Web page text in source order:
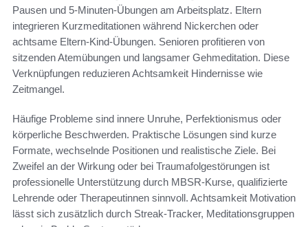
Pausen und 5-Minuten-Übungen am Arbeitsplatz. Eltern
integrieren Kurzmeditationen während Nickerchen oder
achtsame Eltern-Kind-Übungen. Senioren profitieren von
sitzenden Atemübungen und langsamer Gehmeditation. Diese
Verknüpfungen reduzieren Achtsamkeit Hindernisse wie
Zeitmangel.
Häufige Probleme sind innere Unruhe, Perfektionismus oder
körperliche Beschwerden. Praktische Lösungen sind kurze
Formate, wechselnde Positionen und realistische Ziele. Bei
Zweifel an der Wirkung oder bei Traumafolgestörungen ist
professionelle Unterstützung durch MBSR-Kurse, qualifizierte
Lehrende oder Therapeutinnen sinnvoll. Achtsamkeit Motivation
lässt sich zusätzlich durch Streak-Tracker, Meditationsgruppen